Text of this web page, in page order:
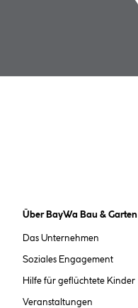
Über BayWa Bau & Garten
Das Unternehmen
Soziales Engagement
Hilfe für geflüchtete Kinder
Veranstaltungen